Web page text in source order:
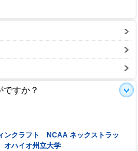
すか？
ンクラフト NCAA ネックストラッ
ハイオ州立大学